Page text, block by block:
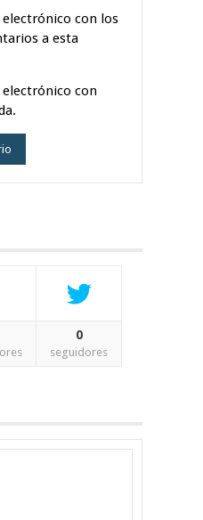
con los
a esta
con
0
seguidores